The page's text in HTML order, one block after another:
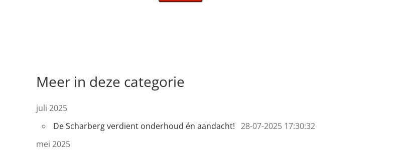
Meer in deze categorie
juli 2025
De Scharberg verdient onderhoud én aandacht! 28-07-2025 17:30:32
mei 2025